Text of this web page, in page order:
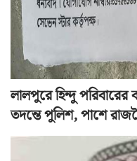
জুলাই
লালপুরে হিন্দু পরিবারের
তদন্তে পুলিশ, পাশে